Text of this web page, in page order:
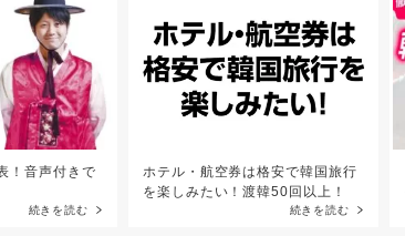
！音声付きで
続きを読む
ホテル・航空券は格安で韓国旅行
を楽しみたい！渡韓50回以上！
続きを読む